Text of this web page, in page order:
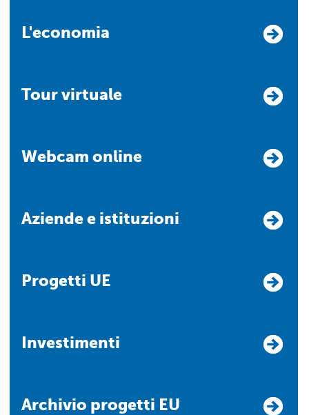
L'economia
Tour virtuale
Webcam online
Aziende e istituzioni
Progetti UE
Investimenti
Archivio progetti EU